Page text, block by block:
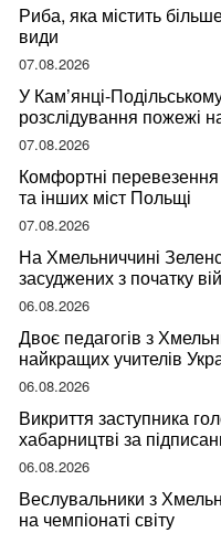
Риба, яка містить
види
07.08.2026
У Кам’янці-
розслідування пожежі
07.08.2026
Комфортні
та інших міст Польщі
07.08.2026
На Хмельниччині
засуджених з початку
06.08.2026
Двоє педагогів з
найкращих учителів
06.08.2026
Викриття заступника
хабарництві за
06.08.2026
Веслувальники з
на чемпіонаті світу